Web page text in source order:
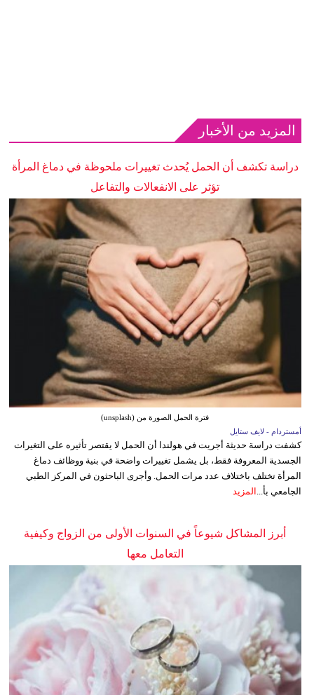
المزيد من الأخبار
دراسة تكشف أن الحمل يُحدث تغييرات ملحوظة في دماغ المرأة
تؤثر على الانفعالات والتفاعل
فترة الحمل الصورة من (unsplash)
أمستردام - لايف ستايل
كشفت دراسة حديثة أجريت في هولندا أن الحمل لا يقتصر تأثيره على التغيرات
الجسدية المعروفة فقط، بل يشمل تغييرات واضحة في بنية ووظائف دماغ
المرأة تختلف باختلاف عدد مرات الحمل. وأجرى الباحثون في المركز الطبي
الجامعي بأ... المزيد
أبرز المشاكل شيوعاً في السنوات الأولى من الزواج وكيفية
التعامل معها